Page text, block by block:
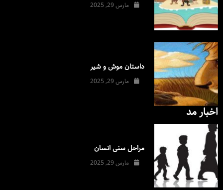
مارس 29, 2025
داستان موش و شیر
مارس 29, 2025
اخبار مد
مراحل سنی انسان
مارس 29, 2025